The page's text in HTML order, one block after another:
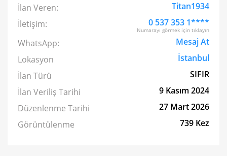
İlan Veren:
Titan1934
İletişim:
0 537 353 1****
Numarayı görmek için tıklayın
WhatsApp:
Mesaj At
Lokasyon
İstanbul
İlan Türü
SIFIR
İlan Veriliş Tarihi
9 Kasım 2024
Düzenlenme Tarihi
27 Mart 2026
Görüntülenme
739 Kez